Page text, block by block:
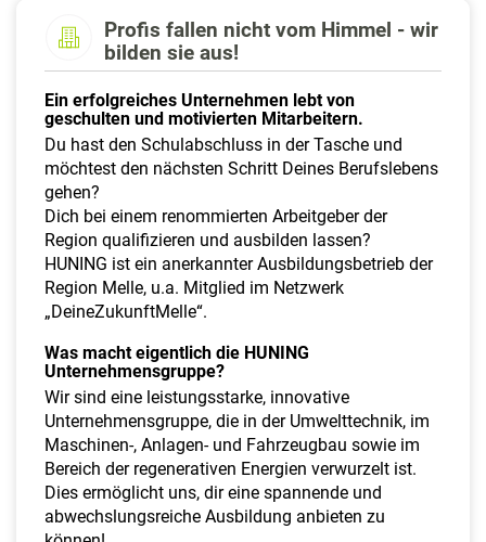
Profis fallen nicht vom Himmel - wir
bilden sie aus!
Ein erfolgreiches Unternehmen lebt von
geschulten und motivierten Mitarbeitern.
Du hast den Schulabschluss in der Tasche und
möchtest den nächsten Schritt Deines Berufslebens
gehen?
Dich bei einem renommierten Arbeitgeber der
Region qualifizieren und ausbilden lassen?
HUNING ist ein anerkannter Ausbildungsbetrieb der
Region Melle, u.a. Mitglied im Netzwerk
„DeineZukunftMelle“.
Was macht eigentlich die HUNING
Unternehmensgruppe?
Wir sind eine leistungsstarke, innovative
Unternehmensgruppe, die in der Umwelttechnik, im
Maschinen-, Anlagen- und Fahrzeugbau sowie im
Bereich der regenerativen Energien verwurzelt ist.
Dies ermöglicht uns, dir eine spannende und
abwechslungsreiche Ausbildung anbieten zu